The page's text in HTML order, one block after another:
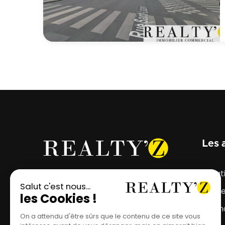
Votre projet mérite
l'emplacement parfait.
Les
Vente